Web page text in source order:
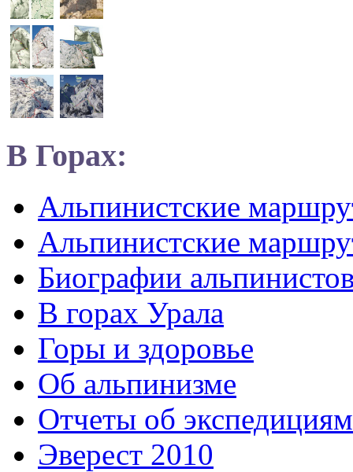
В Горах:
Альпинистские
Альпинистские
Биографии
В горах Урала
Горы и здоровье
Об альпинизме
Отчеты об экспедициям
Эверест 2010